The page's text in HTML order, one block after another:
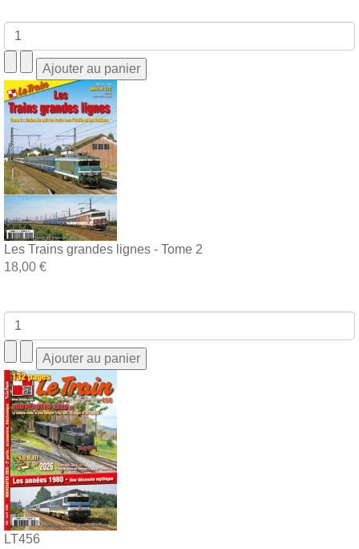
Les Trains grandes lignes - Tome 2
18,00 €
LT456